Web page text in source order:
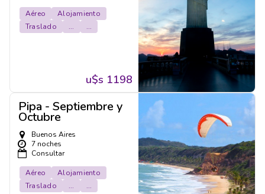
Aéreo
Alojamiento
Traslado
... ...
u$s 1198
Pipa - Septiembre y
Octubre
Buenos Aires
7 noches
Consultar
Aéreo
Alojamiento
Traslado
... ...